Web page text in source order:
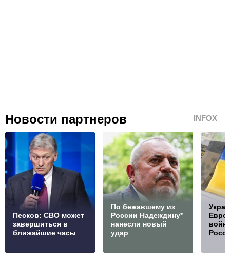
Новости партнеров INFOX
Песков: СВО может
завершиться в
ближайшие часы
По бежавшему из
России Надеждину*
нанесли новый
удар